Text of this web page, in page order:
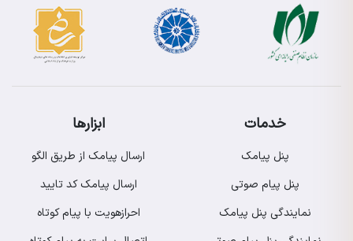
خدمات
پنل پیامک
پنل پیام صوتی
نمایندگی پنل پیامک
ابزارها
ارسال پیامک از طریق الگو
ارسال پیامک کد تایید
احرازهویت با پیام کوتاه